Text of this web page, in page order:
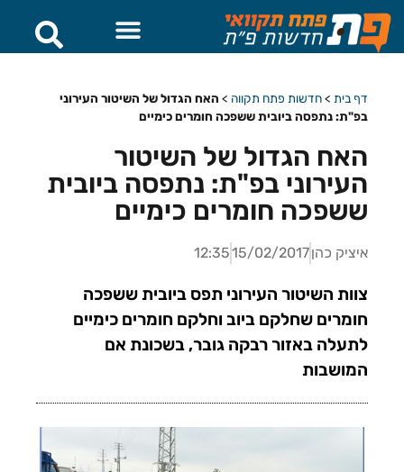
דף בית >חדשות פתח תקווה > האח הגדול של השיטור העירוני
בפ"ת: נתפסה ביובית ששפכה חומרים כימיים
האח הגדול של השיטור
העירוני בפ"ת: נתפסה ביובית
ששפכה חומרים כימיים
איציק כהן15/02/2017
12:35
צוות השיטור העירוני תפס ביובית ששפכה
חומרים שחלקם ביוב וחלקם חומרים כימיים
לתעלה באזור רבקה גובר, בשכונת אם
המושבות